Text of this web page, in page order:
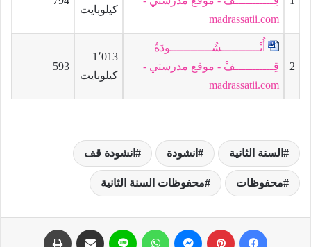
madrassatii.com
كيلوبايت
2
أُنْـــــــــــشُــــــــــــودَةُ
قِـــــــــــفْ - موقع مدرستي -
madrassatii.com
1٬013
كيلوبايت
593
السنة الثانية انشودة انشودة قف
محفوظات محفوظات السنة الثانية